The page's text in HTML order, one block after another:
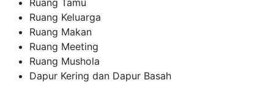
Ruang Keluarga
Ruang Makan
Ruang Meeting
Ruang Mushola
Dapur Kering dan Dapur Basah